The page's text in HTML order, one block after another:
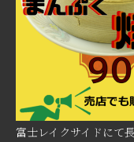
富士レイクサイドにて